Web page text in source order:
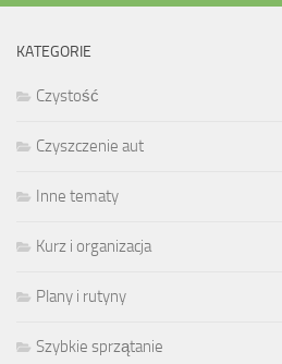
KATEGORIE
Czystość
Czyszczenie aut
Inne tematy
Kurz i organizacja
Plany i rutyny
Szybkie sprzątanie